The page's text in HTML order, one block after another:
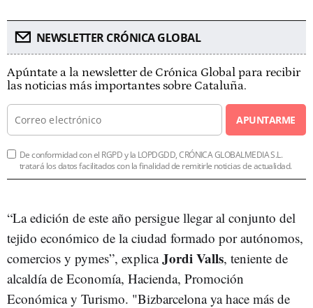
NEWSLETTER CRÓNICA GLOBAL
Apúntate a la newsletter de Crónica Global para recibir
las noticias más importantes sobre Cataluña.
APUNTARME
De conformidad con el RGPD y la LOPDGDD, CRÓNICA GLOBALMEDIA S.L.
tratará los datos facilitados con la finalidad de remitirle noticias de actualidad.
“La edición de este año persigue llegar al conjunto del
tejido económico de la ciudad formado por autónomos,
comercios y pymes”, explicaJordi Valls, teniente de
alcaldía de Economía, Hacienda, Promoción
Económica y Turismo. "Bizbarcelona ya hace más de